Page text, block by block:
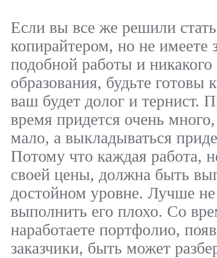
Если вы все же решили
копирайтером, но не имеете
подобной работы и
образования, будьте готовы
ваш будет долог и тернист.
время придется очень
мало, а выкладываться
Потому что каждая работа,
своей цены, должна быть
достойном уровне. Лучше не
выполнить его плохо. Со
наработаете портфолио,
заказчики, быть может